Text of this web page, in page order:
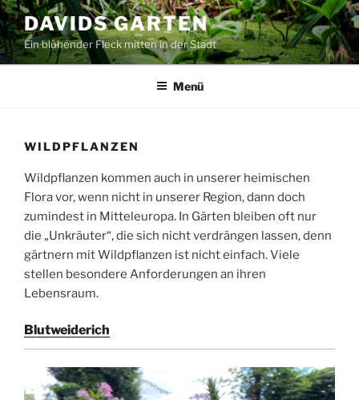
Zum
Inhalt
springen
DAVIDS GARTEN
Ein blühender Fleck mitten in der Stadt
Menü
WILDPFLANZEN
Wildpflanzen kommen auch in unserer heimischen
Flora vor, wenn nicht in unserer Region, dann doch
zumindest in Mitteleuropa. In Gärten bleiben oft nur
die „Unkräuter“, die sich nicht verdrängen lassen, denn
gärtnern mit Wildpflanzen ist nicht einfach. Viele
stellen besondere Anforderungen an ihren
Lebensraum.
Blutweiderich